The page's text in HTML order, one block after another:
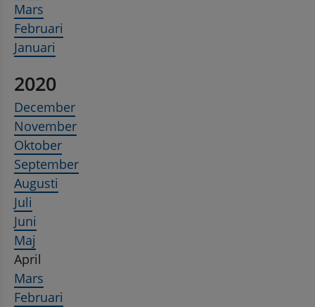
Mars
Februari
Januari
2020
December
November
Oktober
September
Augusti
Juli
Juni
Maj
April
Mars
Februari